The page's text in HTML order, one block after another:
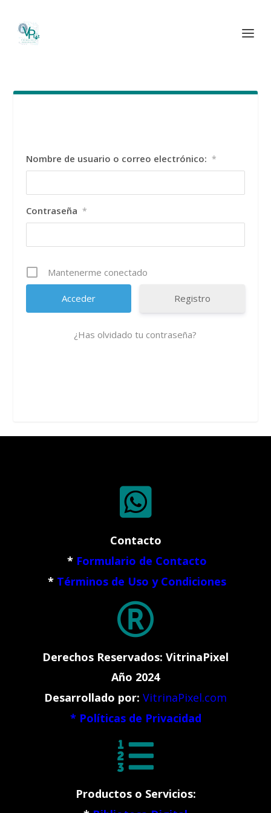
Nombre de usuario o correo electrónico: *
Contraseña *
Mantenerme conectado
Registro
¿Has olvidado tu contraseña?

Contacto
* Formulario de Contacto
* Términos de Uso y Condiciones

Derechos Reservados: VitrinaPixel
Año 2024
Desarrollado por: VitrinaPixel.com
* Políticas de Privacidad

Productos o Servicios: